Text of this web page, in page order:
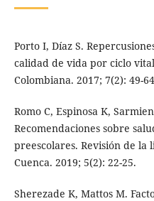
Porto I, Díaz S.
calidad de vida por ciclo
Colombiana. 2017; 7(2): 49-
Romo C, Espinosa K,
Recomendaciones sobre
preescolares. Revisión de la
Cuenca. 2019; 5(2): 22-25.
Sherezade K, Mattos M.